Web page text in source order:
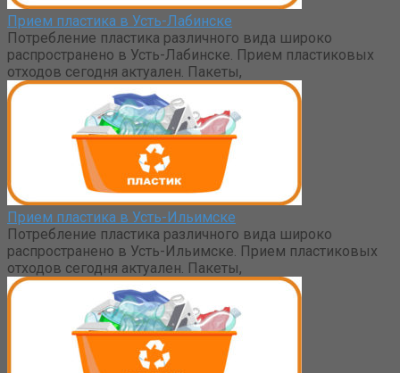
Прием пластика в Усть-Лабинске
Потребление пластика различного вида широко
распространено в Усть-Лабинске. Прием пластиковых
отходов сегодня актуален. Пакеты,
Прием пластика в Усть-Ильимске
Потребление пластика различного вида широко
распространено в Усть-Ильимске. Прием пластиковых
отходов сегодня актуален. Пакеты,